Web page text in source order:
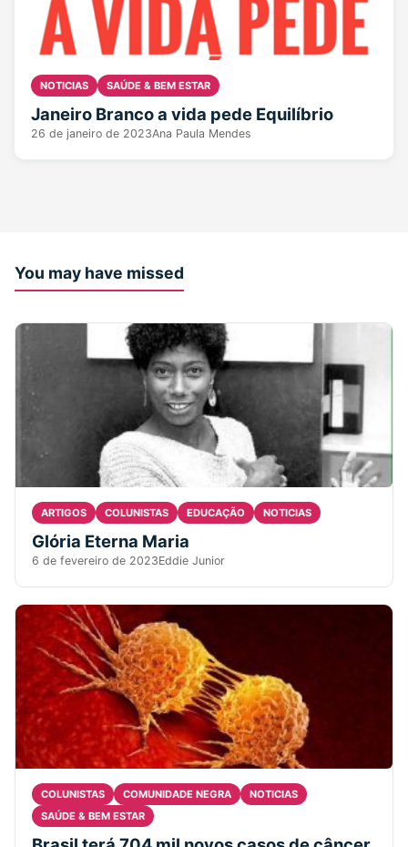
NOTICIAS SAÚDE & BEM ESTAR
Janeiro Branco a vida pede Equilíbrio
26 de janeiro de 2023Ana Paula Mendes
You may have missed
2 min read
ARTIGOS COLUNISTAS EDUCAÇÃO NOTICIAS
Glória Eterna Maria
6 de fevereiro de 2023Eddie Junior
3 min read
COLUNISTAS COMUNIDADE NEGRA
NOTICIAS
SAÚDE & BEM ESTAR